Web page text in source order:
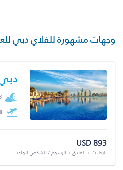
وجهات مشهورة للفلاي دبي
3
USD 893
الرحلات + الفندق + الرسوم / للشخص الواحد